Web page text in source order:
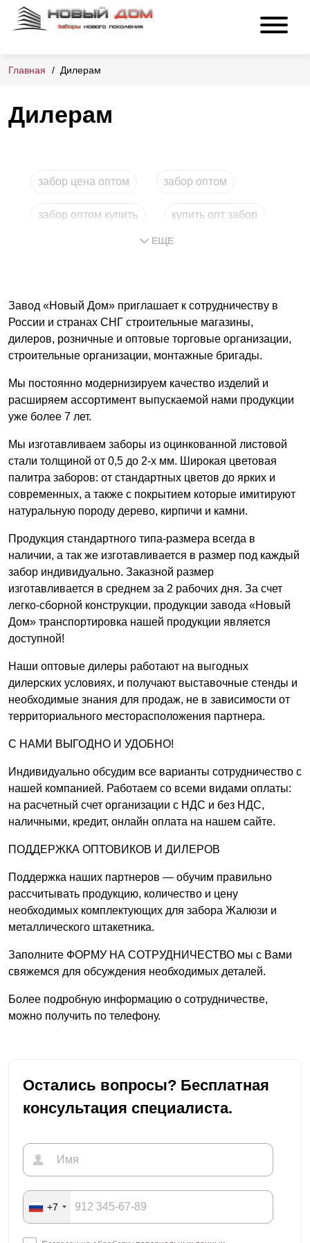
Главная Дилерам
Дилерам
забор цена оптом забор оптом
забор оптом купить купить опт забор
ЕЩЕ
Завод «Новый Дом» приглашает к сотрудничеству в
России и странах СНГ строительные магазины,
дилеров, розничные и оптовые торговые организации,
строительные организации, монтажные бригады.
Мы постоянно модернизируем качество изделий и
расширяем ассортимент выпускаемой нами продукции
уже более 7 лет.
Мы изготавливаем заборы из оцинкованной листовой
стали толщиной от 0,5 до 2-х мм. Широкая цветовая
палитра заборов: от стандартных цветов до ярких и
современных, а также с покрытием которые имитируют
натуральную породу дерево, кирпичи и камни.
Продукция стандартного типа-размера всегда в
наличии, а так же изготавливается в размер под каждый
забор индивидуально. Заказной размер
изготавливается в среднем за 2 рабочих дня. За счет
легко-сборной конструкции, продукции завода «Новый
Дом» транспортировка нашей продукции является
доступной!
Наши оптовые дилеры работают на выгодных
дилерских условиях, и получают выставочные стенды и
необходимые знания для продаж, не в зависимости от
территориального месторасположения партнера.
С НАМИ ВЫГОДНО И УДОБНО!
Индивидуально обсудим все варианты сотрудничество с
нашей компанией. Работаем со всеми видами оплаты:
на расчетный счет организации с НДС и без НДС,
наличными, кредит, онлайн оплата на нашем сайте.
ПОДДЕРЖКА ОПТОВИКОВ И ДИЛЕРОВ
Поддержка наших партнеров — обучим правильно
рассчитывать продукцию, количество и цену
необходимых комплектующих для забора Жалюзи и
металлического штакетника.
Заполните ФОРМУ НА СОТРУДНИЧЕСТВО мы с Вами
свяжемся для обсуждения необходимых деталей.
Более подробную информацию о сотрудничестве,
можно получить по телефону.
Остались вопросы? Бесплатная
консультация специалиста.
+7